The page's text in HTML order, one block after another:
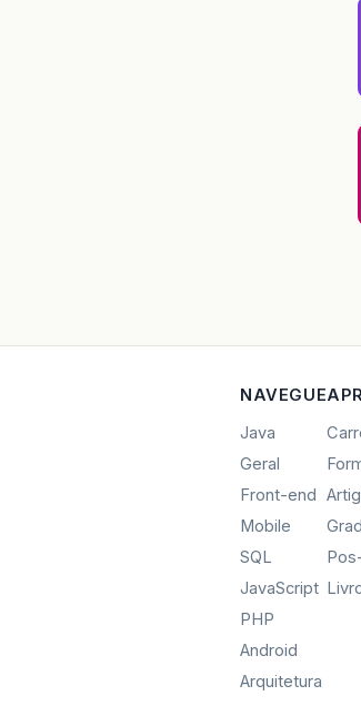
NAVEGUE
Java
Geral
Front-end
Mobile
SQL
JavaScript
PHP
Android
Arquitetura